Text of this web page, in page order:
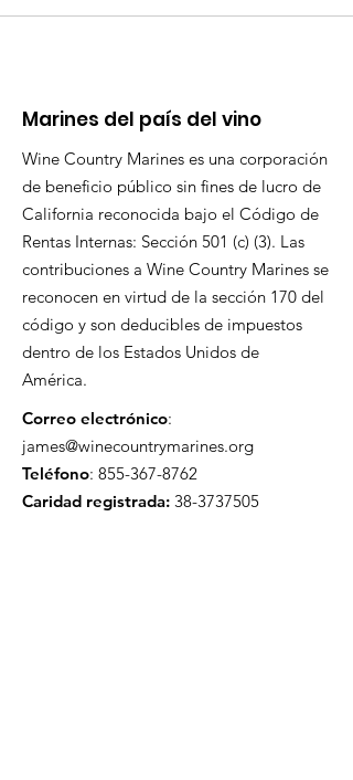
Marines del país del vino
Wine Country Marines es una corporación
de beneficio público sin fines de lucro de
California reconocida bajo el Código de
Rentas Internas: Sección 501 (c) (3). Las
contribuciones a Wine Country Marines se
reconocen en virtud de la sección 170 del
código y son deducibles de impuestos
dentro de los Estados Unidos de
América.
Correo electrónico:
james@winecountrymarines.org
Teléfono: 855-367-8762
Caridad registrada: 38-3737505